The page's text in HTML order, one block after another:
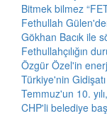
Bitmek bilmez
Fethullah
Gökhan Bacık ile
Fethullahçılığın
Özgür Özel'in
Türkiye'nin
Temmuz'un 10.
CHP'li belediye